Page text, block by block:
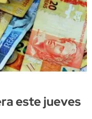
este jueves